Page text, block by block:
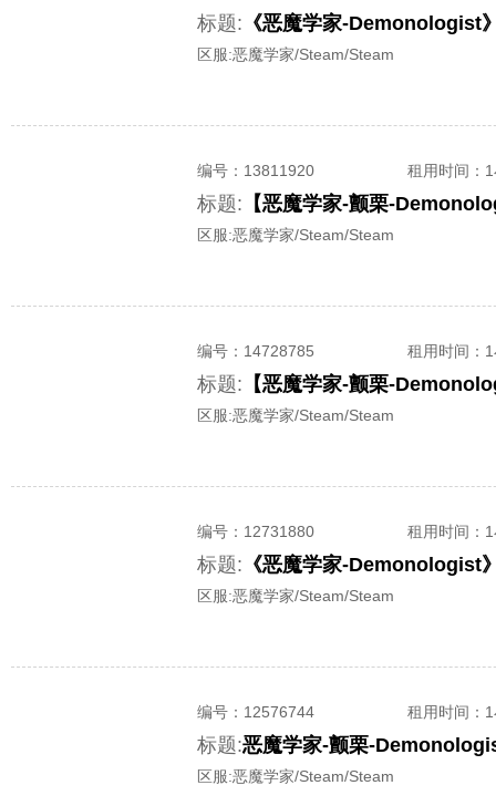
标题: 《恶魔学家-Demonologist
区服:恶魔学家/Steam/Steam
编号： 13811920 租用时间 ：
标题:
区服:恶魔学家/Steam/Steam
编号： 14728785 租用时间 ：
标题:
区服:恶魔学家/Steam/Steam
编号： 12731880 租用时间 ：
标题: 《恶魔学家-Demonologist
区服:恶魔学家/Steam/Steam
编号： 12576744 租用时间 ：
标题:恶魔学家-颤栗-
区服:恶魔学家/Steam/Steam